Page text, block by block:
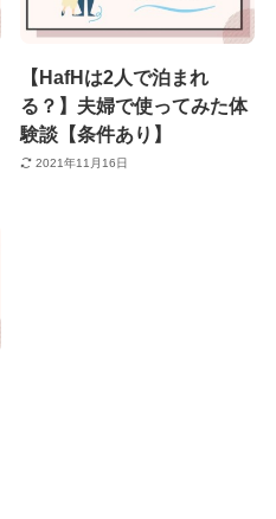
【HafHは2人で泊まれ
る？】夫婦で使ってみた体
験談【条件あり】
2021年11月16日